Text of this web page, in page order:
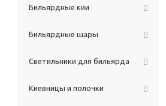
Бильярдные кии
Бильярдные шары
Светильники для бильярда
Киевницы и полочки